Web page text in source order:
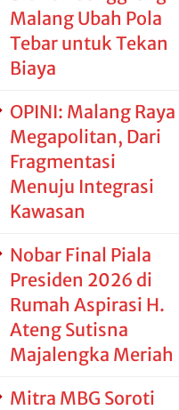
Malang Ubah Pola
Tebar untuk Tekan
Biaya
OPINI: Malang Raya
Megapolitan, Dari
Fragmentasi
Menuju Integrasi
Kawasan
Nobar Final Piala
Presiden 2026 di
Rumah Aspirasi H.
Ateng Sutisna
Majalengka Meriah
Mitra MBG Soroti